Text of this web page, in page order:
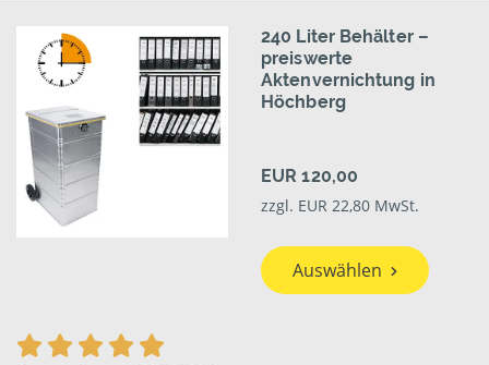
240 Liter Behälter –
preiswerte
Aktenvernichtung in
Höchberg
EUR 120,00
zzgl. EUR 22,80 MwSt.
Auswählen